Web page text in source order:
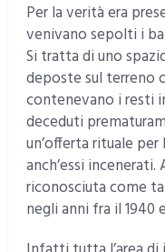
Per la verità era
venivano sepolti i
Si tratta di uno
deposte sul terreno
contenevano i resti
deceduti
un’offerta rituale
anch’essi
riconosciuta come
negli anni fra il 1940